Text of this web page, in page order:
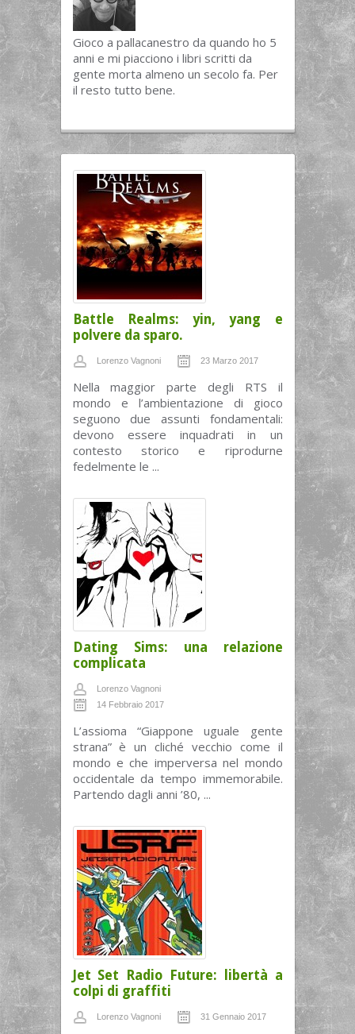
Gioco a pallacanestro da quando ho 5
anni e mi piacciono i libri scritti da
gente morta almeno un secolo fa. Per
il resto tutto bene.
Battle Realms: yin, yang e
polvere da sparo.
Lorenzo Vagnoni 23 Marzo 2017
Nella maggior parte degli RTS il
mondo e l’ambientazione di gioco
seguono due assunti fondamentali:
devono essere inquadrati in un
contesto storico e riprodurne
fedelmente le ...
Dating Sims: una relazione
complicata
Lorenzo Vagnoni
14 Febbraio 2017
L’assioma “Giappone uguale gente
strana” è un cliché vecchio come il
mondo e che imperversa nel mondo
occidentale da tempo immemorabile.
Partendo dagli anni ’80, ...
Jet Set Radio Future: libertà a
colpi di graffiti
Lorenzo Vagnoni 31 Gennaio 2017